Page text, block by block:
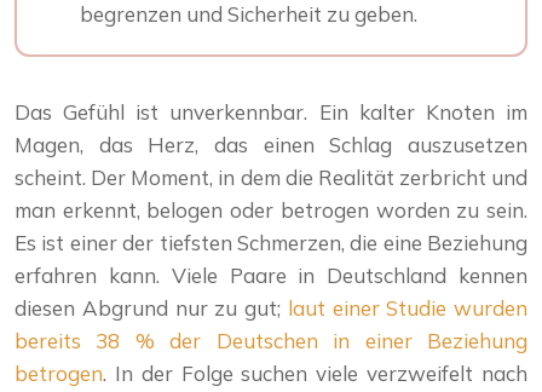
begrenzen und Sicherheit zu geben.
Das Gefühl ist unverkennbar. Ein kalter Knoten im
Magen, das Herz, das einen Schlag auszusetzen
scheint. Der Moment, in dem die Realität zerbricht und
man erkennt, belogen oder betrogen worden zu sein.
Es ist einer der tiefsten Schmerzen, die eine Beziehung
erfahren kann. Viele Paare in Deutschland kennen
diesen Abgrund nur zu gut; laut einer Studie wurden
bereits 38 % der Deutschen in einer Beziehung
betrogen. In der Folge suchen viele verzweifelt nach